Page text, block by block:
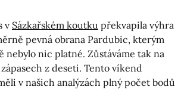
v Sázkařském koutku překvapila výhra
pevná obrana Pardubic, kterým
nebylo nic platné. Zůstáváme tak na
z deseti. Tento víkend
v našich analýzách plný počet bodů